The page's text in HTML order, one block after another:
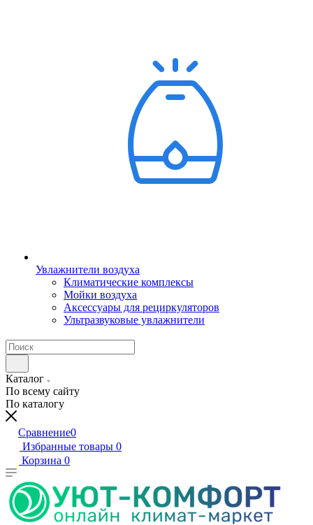
Увлажнители воздуха
Климатические комплексы
Мойки воздуха
Аксессуары для рециркуляторов
Ультразвуковые увлажнители
Каталог
По всему сайту
По каталогу
Сравнение0
Избранные товары 0
Корзина 0